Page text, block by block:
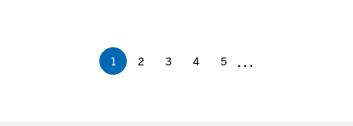
Page
courante
1 Page
2 Page
3 Page
4 Page
5 …